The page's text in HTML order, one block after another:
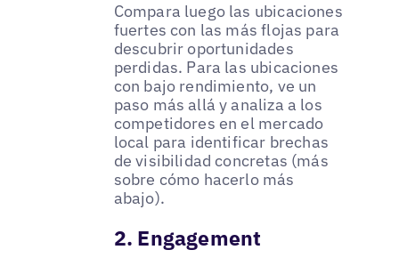
Compara luego las ubicaciones
fuertes con las más flojas para
descubrir oportunidades
perdidas. Para las ubicaciones
con bajo rendimiento, ve un
paso más allá y analiza a los
competidores en el mercado
local para identificar brechas
de visibilidad concretas (más
sobre cómo hacerlo más
abajo).
2. Engagement